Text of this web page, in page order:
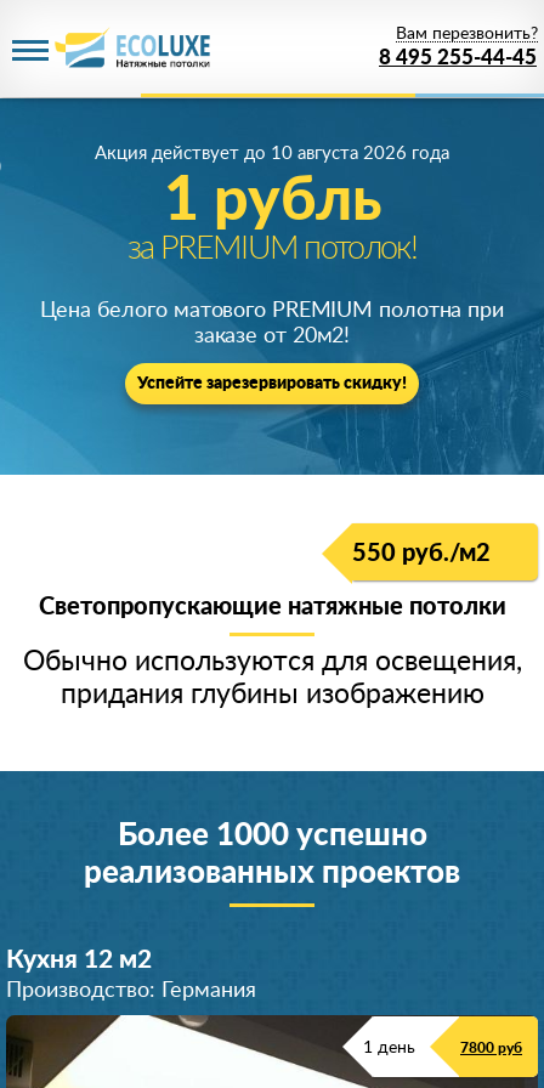
8 495 255-44-45
Вам перезвонить?
1 рубль
за PREMIUM потолок!
Акция действует до 10 августа 2026 года
Цена белого матового PREMIUM полотна при
заказе от 20м2!
Успейте зарезервировать скидку!
550 руб./м2
Светопропускающие натяжные потолки
Обычно используются для освещения,
придания глубины изображению
Более 1000 успешно
реализованных проектов
Кухня 12 м2
Производство: Германия
1 день 7800 руб